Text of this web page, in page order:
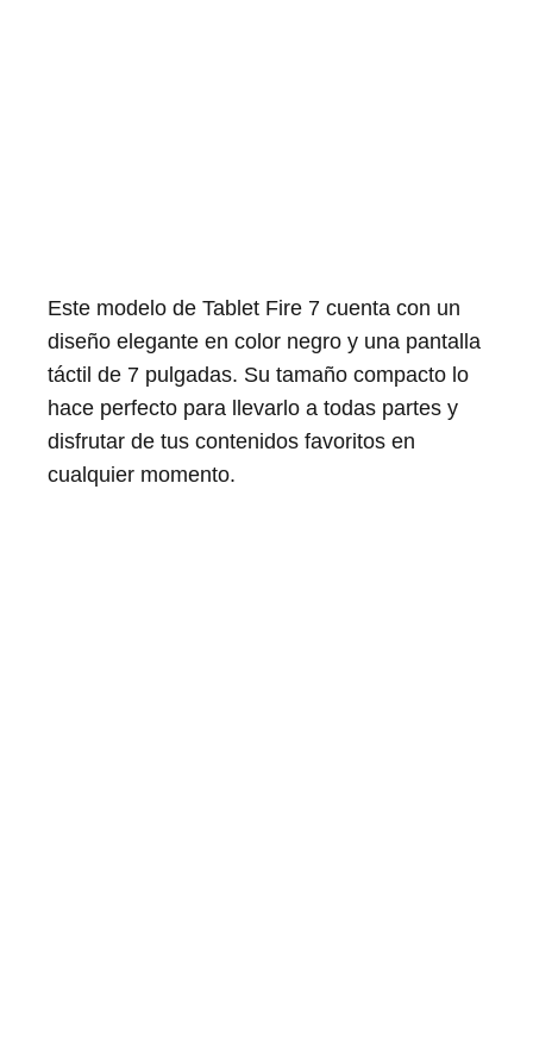
Este modelo de Tablet Fire 7 cuenta con un
diseño elegante en color negro y una pantalla
táctil de 7 pulgadas. Su tamaño compacto lo
hace perfecto para llevarlo a todas partes y
disfrutar de tus contenidos favoritos en
cualquier momento.